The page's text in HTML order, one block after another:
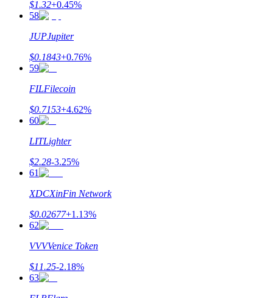
$1.32+0.45%
58
JUPJupiter
$0.1843+0.76%
59
FILFilecoin
$0.7153+4.62%
60
LITLighter
$2.28-3.25%
61
XDCXinFin Network
$0.02677+1.13%
62
VVVVenice Token
$11.25-2.18%
63